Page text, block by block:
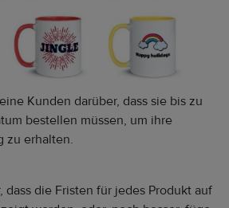
Kunden darüber, dass sie bis zu
bestellen müssen, um ihre
zu erhalten.
dass die Fristen für jedes Produkt auf